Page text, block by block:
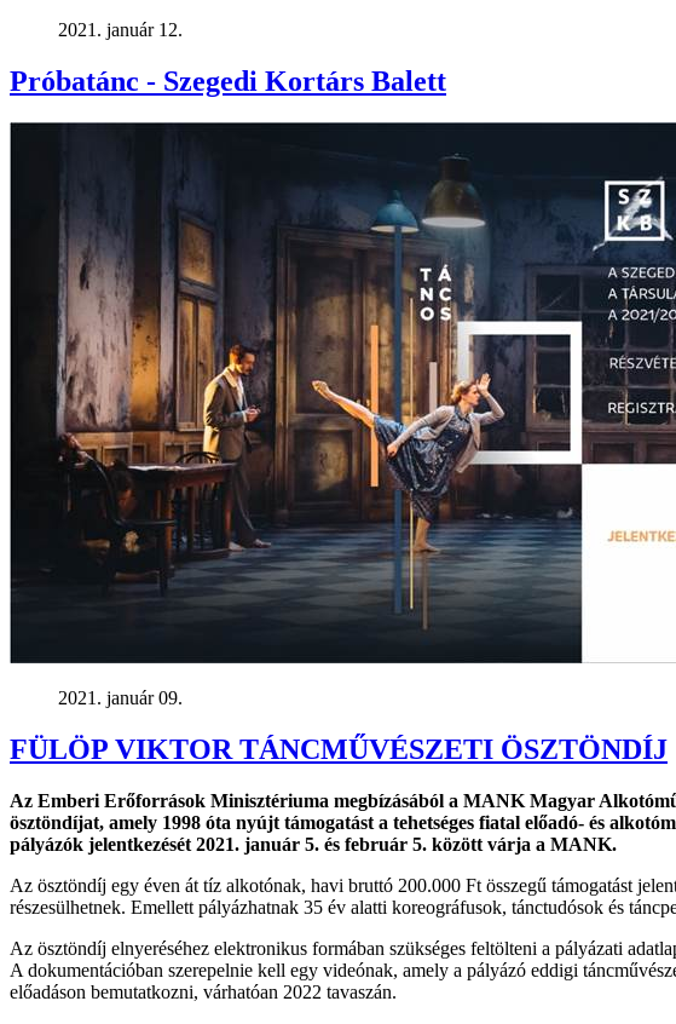
2021. január 12.
Próbatánc - Szegedi Kortárs Balett
2021. január 09.
FÜLÖP VIKTOR TÁNCMŰVÉSZETI ÖSZTÖNDÍJ
Az Emberi Erőforrások Minisztériuma megbízásából a MANK Magyar
ösztöndíjat, amely 1998 óta nyújt támogatást a tehetséges fiatal előadó- és
pályázók jelentkezését 2021. január 5. és február 5. között várja a MANK.
Az ösztöndíj egy éven át tíz alkotónak, havi bruttó 200.000 Ft összegű támogatást
részesülhetnek. Emellett pályázhatnak 35 év alatti koreográfusok, tánctudósok és
Az ösztöndíj elnyeréséhez elektronikus formában szükséges feltölteni a pályázati
A dokumentációban szerepelnie kell egy videónak, amely a pályázó eddigi
előadáson bemutatkozni, várhatóan 2022 tavaszán.